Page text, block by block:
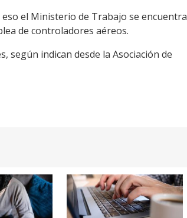
el Ministerio de Trabajo se encuentra
de controladores aéreos.
según indican desde la Asociación de